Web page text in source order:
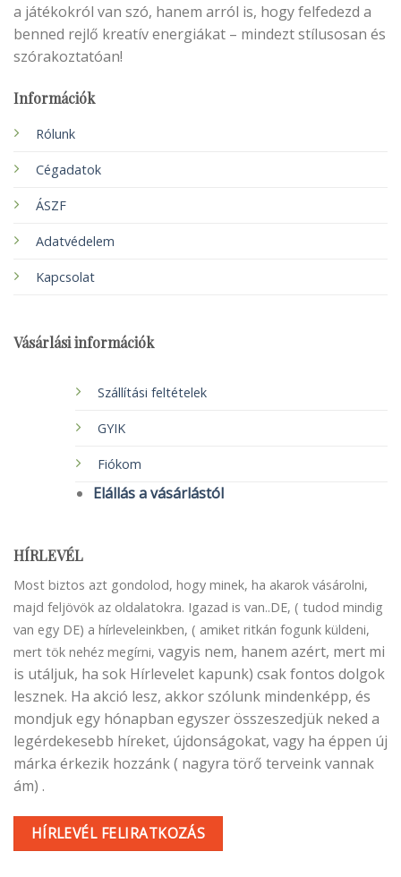
a játékokról van szó, hanem arról is, hogy felfedezd a
benned rejlő kreatív energiákat – mindezt stílusosan és
szórakoztatóan!
Információk
Rólunk
Cégadatok
ÁSZF
Adatvédelem
Kapcsolat
Vásárlási információk
Szállítási feltételek
GYIK
Fiókom
Elállás a vásárlástól
HÍRLEVÉL
Most biztos azt gondolod, hogy minek, ha akarok vásárolni,
majd feljövök az oldalatokra. Igazad is van..DE, ( tudod mindig
van egy DE) a hírleveleinkben, ( amiket ritkán fogunk küldeni,
mert tök nehéz megírni, vagyis nem, hanem azért, mert mi
is utáljuk, ha sok Hírlevelet kapunk) csak fontos dolgok
lesznek. Ha akció lesz, akkor szólunk mindenképp, és
mondjuk egy hónapban egyszer összeszedjük neked a
legérdekesebb híreket, újdonságokat, vagy ha éppen új
márka érkezik hozzánk ( nagyra törő terveink vannak
ám) .
HÍRLEVÉL FELIRATKOZÁS